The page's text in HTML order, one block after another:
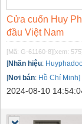
Cửa cuốn Huy
đầu Việt Nam
[Mã: G-61160-8] [xem: 575]
[Nhãn hiệu:
[Nơi bán: Hồ Chí Minh]
2024-08-10